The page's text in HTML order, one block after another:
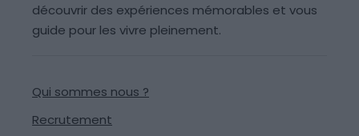
découvrir des expériences mémorables et vous
guide pour les vivre pleinement.
Qui sommes nous ?
Recrutement